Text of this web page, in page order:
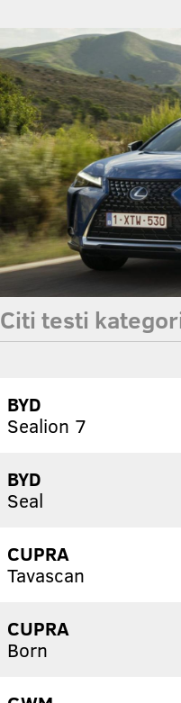
Citi testi
BYD
Sealion 7
BYD
Seal
CUPRA
Tavascan
CUPRA
Born